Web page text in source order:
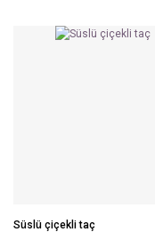
Süslü çiçekli taç